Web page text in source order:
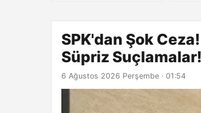
SPK'dan Şok
Süpriz Suçlamalar!
6 Ağustos 2026 Perşembe · 01:54